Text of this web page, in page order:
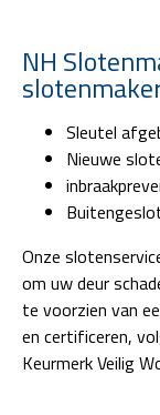
NH
Sleutel
Nieuwe
Onze
om uw deur
te voorzien van
en certificeren,
Keurmerk Veilig